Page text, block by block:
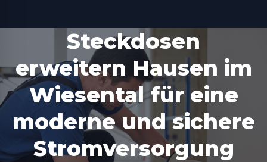
Steckdosen
erweitern Hausen im
Wiesental für eine
moderne und sichere
Stromversorgung